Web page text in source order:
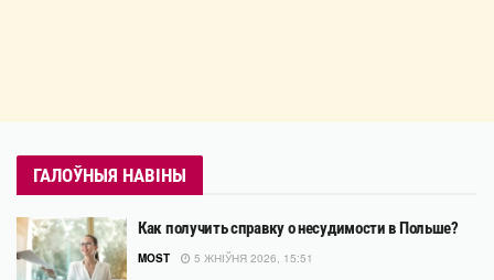
ГАЛОЎНЫЯ НАВІНЫ
Как получить справку о несудимости в Польше?
MOST 5 ЖНІЎНЯ 2026, 15:51